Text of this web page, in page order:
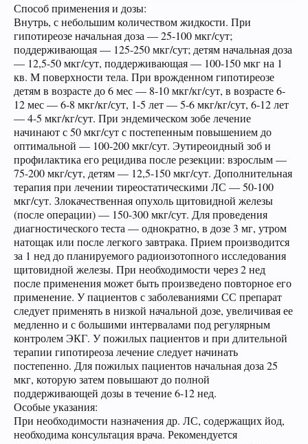
Способ применения и дозы:
Внутрь, с небольшим количеством жидкости. При
гипотиреозе начальная доза — 25-100 мкг/сут;
поддерживающая — 125-250 мкг/сут; детям начальная доза
— 12,5-50 мкг/сут, поддерживающая — 100-150 мкг на 1
кв. М поверхности тела. При врожденном гипотиреозе
детям в возрасте до 6 мес — 8-10 мкг/кг/сут, в возрасте 6-
12 мес — 6-8 мкг/кг/сут, 1-5 лет — 5-6 мкг/кг/сут, 6-12 лет
— 4-5 мкг/кг/сут. При эндемическом зобе лечение
начинают с 50 мкг/сут с постепенным повышением до
оптимальной — 100-200 мкг/сут. Эутиреоидный зоб и
профилактика его рецидива после резекции: взрослым —
75-200 мкг/сут, детям — 12,5-150 мкг/сут. Дополнительная
терапия при лечении тиреостатическими ЛС — 50-100
мкг/сут. Злокачественная опухоль щитовидной железы
(после операции) — 150-300 мкг/сут. Для проведения
диагностического теста — однократно, в дозе 3 мг, утром
натощак или после легкого завтрака. Прием производится
за 1 нед до планируемого радиоизотопного исследования
щитовидной железы. При необходимости через 2 нед
после применения может быть произведено повторное его
применение. У пациентов с заболеваниями СС препарат
следует применять в низкой начальной дозе, увеличивая ее
медленно и с большими интервалами под регулярным
контролем ЭКГ. У пожилых пациентов и при длительной
терапии гипотиреоза лечение следует начинать
постепенно. Для пожилых пациентов начальная доза 25
мкг, которую затем повышают до полной
поддерживающей дозы в течение 6-12 нед.
Особые указания:
При необходимости назначения др. ЛС, содержащих йод,
необходима консультация врача. Рекомендуется